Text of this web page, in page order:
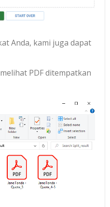
Anda, kami juga dapat
PDF ditempatkan